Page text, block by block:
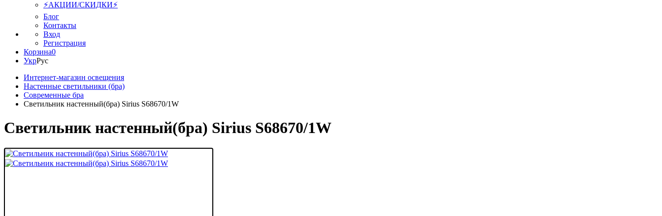
⚡АКЦИИ/СКИДКИ⚡
Блог
Контакты
Вход
Регистрация
Корзина0
УкрРус
Интернет-магазин освещения
Настенные светильники (бра)
Современные бра
Светильник настенный(бра) Sirius S68670/1W
Светильник настенный(бра) Sirius S68670/1W